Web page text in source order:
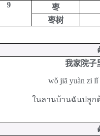
9
枣
枣树
我家院子
wǒ jiā yuàn zi
ในลานบ้านฉันปลูก